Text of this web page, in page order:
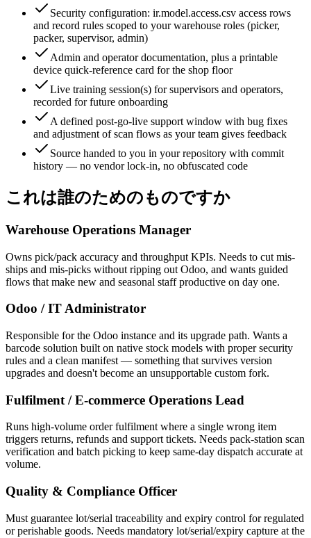
Security configuration: ir.model.access.csv access rows
and record rules scoped to your warehouse roles (picker,
packer, supervisor, admin)
Admin and operator documentation, plus a printable
device quick-reference card for the shop floor
Live training session(s) for supervisors and operators,
recorded for future onboarding
A defined post-go-live support window with bug fixes
and adjustment of scan flows as your team gives feedback
Source handed to you in your repository with commit
history — no vendor lock-in, no obfuscated code
これは誰のためのものですか
Warehouse Operations Manager
Owns pick/pack accuracy and throughput KPIs. Needs to cut mis-
ships and mis-picks without ripping out Odoo, and wants guided
flows that make new and seasonal staff productive on day one.
Odoo / IT Administrator
Responsible for the Odoo instance and its upgrade path. Wants a
barcode solution built on native stock models with proper security
rules and a clean manifest — something that survives version
upgrades and doesn't become an unsupportable custom fork.
Fulfilment / E-commerce Operations Lead
Runs high-volume order fulfilment where a single wrong item
triggers returns, refunds and support tickets. Needs pack-station scan
verification and batch picking to keep same-day dispatch accurate at
volume.
Quality & Compliance Officer
Must guarantee lot/serial traceability and expiry control for regulated
or perishable goods. Needs mandatory lot/serial/expiry capture at the